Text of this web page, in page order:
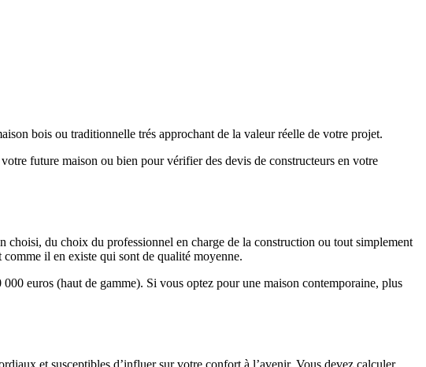
bois ou traditionnelle trés approchant de la valeur réelle de votre projet.
future maison ou bien pour vérifier des devis de constructeurs en votre
choisi, du choix du professionnel en charge de la construction ou tout simplement
il en existe qui sont de qualité moyenne.
euros (haut de gamme). Si vous optez pour une maison contemporaine, plus
et susceptibles d’influer sur votre confort à l’avenir. Vous devez calculer